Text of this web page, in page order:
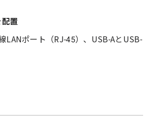
置
LANポート（RJ-45）、USB-AとUSB-